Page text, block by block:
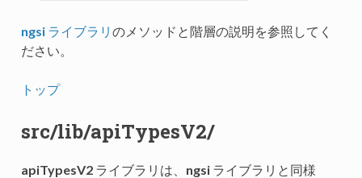
ngsiライブラリ のメソッドと階層の説明を参照してく
ださい。
トップ
src/lib/apiTypesV2/
apiTypesV2ライブラリは、 ngsiライブラリと同様